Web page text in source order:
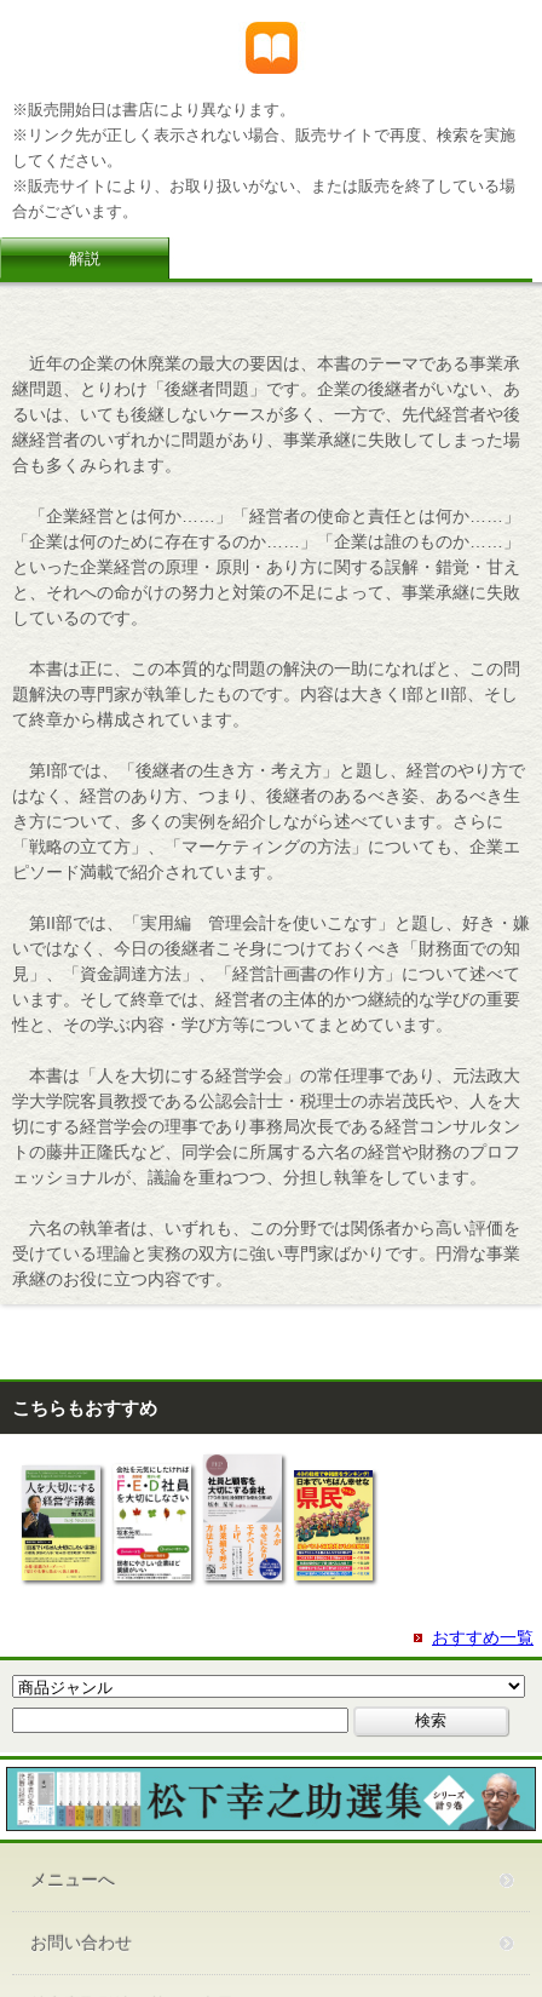
※販売開始日は書店により異なります。
※リンク先が正しく表示されない場合、販売サイトで再度、検索を実施
してください。
※販売サイトにより、お取り扱いがない、または販売を終了している場
合がございます。
解説
近年の企業の休廃業の最大の要因は、本書のテーマである事業承
継問題、とりわけ「後継者問題」です。企業の後継者がいない、あ
るいは、いても後継しないケースが多く、一方で、先代経営者や後
継経営者のいずれかに問題があり、事業承継に失敗してしまった場
合も多くみられます。
「企業経営とは何か……」「経営者の使命と責任とは何か……」
「企業は何のために存在するのか……」「企業は誰のものか……」
といった企業経営の原理・原則・あり方に関する誤解・錯覚・甘え
と、それへの命がけの努力と対策の不足によって、事業承継に失敗
しているのです。
本書は正に、この本質的な問題の解決の一助になればと、この問
題解決の専門家が執筆したものです。内容は大きくI部とII部、そし
て終章から構成されています。
第I部では、「後継者の生き方・考え方」と題し、経営のやり方で
はなく、経営のあり方、つまり、後継者のあるべき姿、あるべき生
き方について、多くの実例を紹介しながら述べています。さらに
「戦略の立て方」、「マーケティングの方法」についても、企業エ
ピソード満載で紹介されています。
第II部では、「実用編 管理会計を使いこなす」と題し、好き・嫌
いではなく、今日の後継者こそ身につけておくべき「財務面での知
見」、「資金調達方法」、「経営計画書の作り方」について述べて
います。そして終章では、経営者の主体的かつ継続的な学びの重要
性と、その学ぶ内容・学び方等についてまとめています。
本書は「人を大切にする経営学会」の常任理事であり、元法政大
学大学院客員教授である公認会計士・税理士の赤岩茂氏や、人を大
切にする経営学会の理事であり事務局次長である経営コンサルタン
トの藤井正隆氏など、同学会に所属する六名の経営や財務のプロフ
ェッショナルが、議論を重ねつつ、分担し執筆をしています。
六名の執筆者は、いずれも、この分野では関係者から高い評価を
受けている理論と実務の双方に強い専門家ばかりです。円滑な事業
承継のお役に立つ内容です。
こちらもおすすめ
おすすめ一覧
メニューへ
お問い合わせ